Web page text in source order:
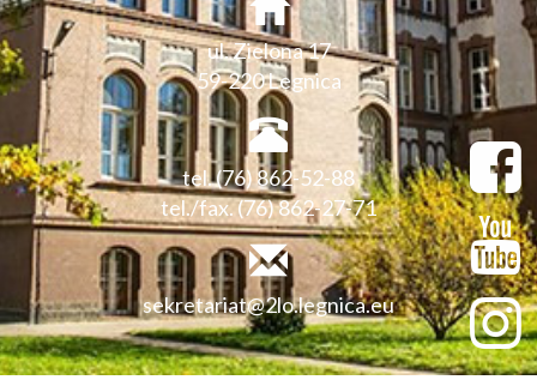
ul. Zielona 17
59-220 Legnica
tel. (76) 862-52-88
tel./fax. (76) 862-27-71
sekretariat@2lo.legnica.eu